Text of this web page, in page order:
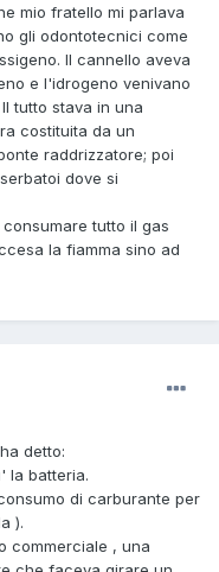
mio fratello mi parlava
gli odontotecnici come
Il cannello aveva
e l'idrogeno venivano
tutto stava in una
costituita da un
raddrizzatore; poi
dove si
tutto il gas
la fiamma sino ad
detto:
la batteria.
di carburante per
).
commerciale , una